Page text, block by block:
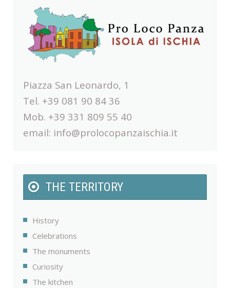
Piazza San Leonardo, 1
Tel. +39 081 90 84 36
Mob. +39 331 809 55 40
email: info@prolocopanzaischia.it
THE TERRITORY
History
Celebrations
The monuments
Curiosity
The kitchen